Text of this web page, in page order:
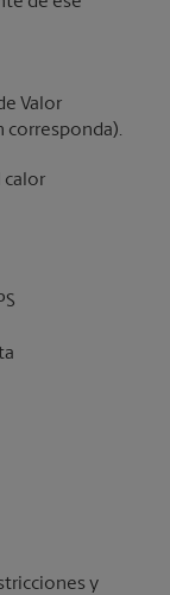
Valor
corresponda).
calor
y